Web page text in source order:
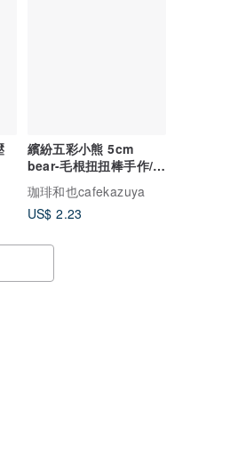
繽紛五彩小熊 5cm
bear-毛根扭扭棒手作/モ
ールアート
珈琲和也cafekazuya
US$ 2.23